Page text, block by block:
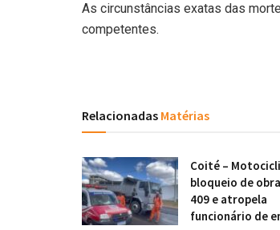
As circunstâncias exatas das
competentes.
Relacionadas Matérias
Coité –
bloqueio de
409 e atropela
funcionário de